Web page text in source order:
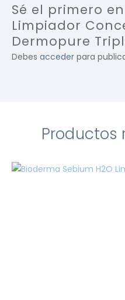
Sé el primero
Limpiador
Dermopure
Debes acceder para
Productos